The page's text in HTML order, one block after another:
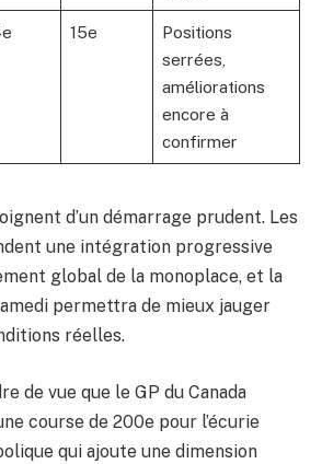
15e
Positions
serrées,
améliorations
encore à
confirmer
d’un démarrage prudent. Les
une intégration progressive
global de la monoplace, et la
permettra de mieux jauger
réelles.
de vue que le GP du Canada
course de 200e pour l’écurie
qui ajoute une dimension